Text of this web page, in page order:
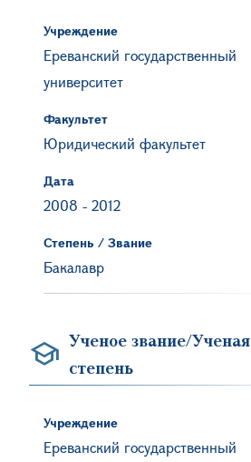
Учреждение
Ереванский государственный
университет
Факультет
Юридический факультет
Дата
2008 - 2012
Степень / Звание
Бакалавр
Ученое звание/Ученая
степень
Учреждение
Ереванский государственный